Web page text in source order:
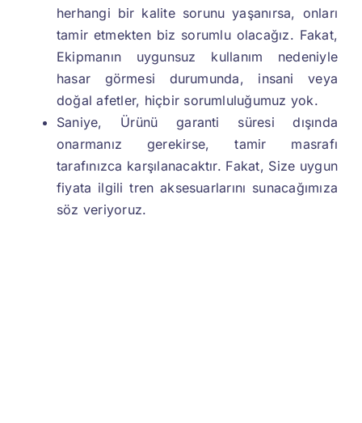
herhangi bir kalite sorunu yaşanırsa, onları
tamir etmekten biz sorumlu olacağız. Fakat,
Ekipmanın uygunsuz kullanım nedeniyle
hasar görmesi durumunda, insani veya
doğal afetler, hiçbir sorumluluğumuz yok.
Saniye, Ürünü garanti süresi dışında
onarmanız gerekirse, tamir masrafı
tarafınızca karşılanacaktır. Fakat, Size uygun
fiyata ilgili tren aksesuarlarını sunacağımıza
söz veriyoruz.